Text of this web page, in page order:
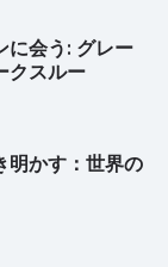
に会う: グレー
クスルー
明かす：世界の